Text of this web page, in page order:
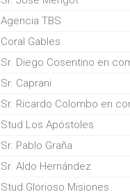
Agencia TBS
Coral Gables
Sr. Diego Cosentino en
Sr. Caprani
Sr. Ricardo Colombo en
Stud Los Apóstoles
Sr. Pablo Graña
Sr. Aldo Hernández
Stud Glorioso Misiones